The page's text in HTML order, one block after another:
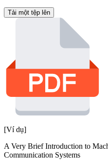
Tải một tệp lên
[Ví dụ]
A Very Brief Introduction to
Communication Systems